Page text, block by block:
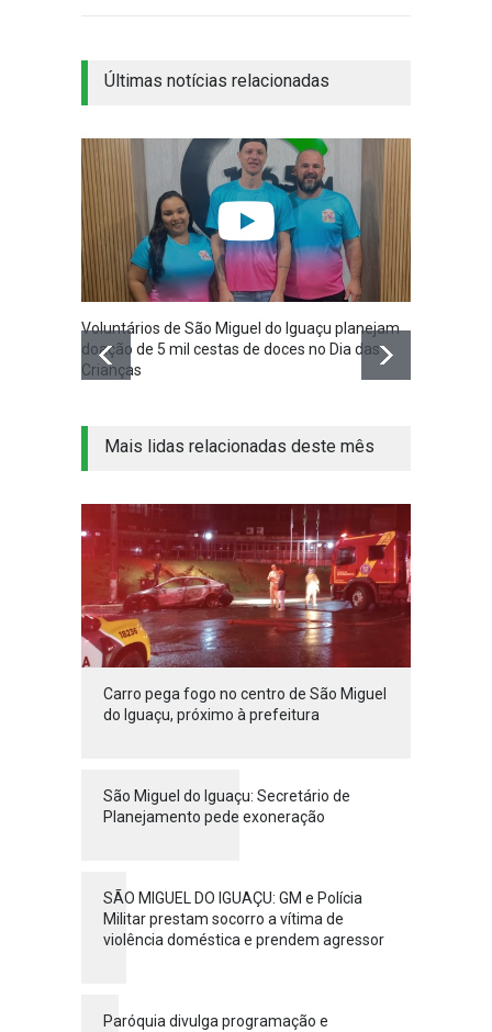
Últimas notícias relacionadas
Voluntários de São Miguel do Iguaçu planejam
doação de 5 mil cestas de doces no Dia das
Crianças
Mais lidas relacionadas deste mês
Carro pega fogo no centro de São Miguel
do Iguaçu, próximo à prefeitura
São Miguel do Iguaçu: Secretário de
Planejamento pede exoneração
SÃO MIGUEL DO IGUAÇU: GM e Polícia
Militar prestam socorro a vítima de
violência doméstica e prendem agressor
Paróquia divulga programação e